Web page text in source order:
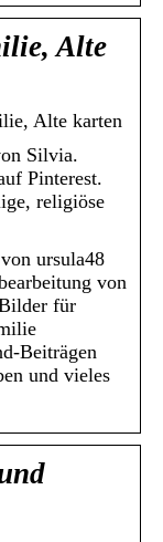
Alte
Alte karten
Silvia.
Pinterest.
religiöse
ursula48
von
für
Beiträgen
und vieles